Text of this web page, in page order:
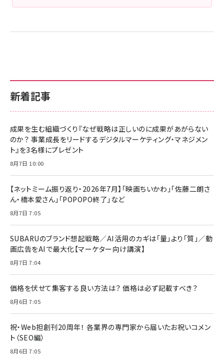
新着記事
成果を生む組織づくり『なぜ戦略は正しいのに成果があがらない
のか？ 事業成長をリードするデジタルマーケティング・マネジメン
ト』を3名様にプレゼント
8月7日 10:00
【ネットミーム振り返り・2026年7月】「映画ちいかわ」「佐藤二朗さ
ん・橋本愛さん」「POPOPO終了」など
8月7日 7:05
SUBARUのブランド想起戦略／AI活用のカギは「量」より「質」／動
画広告をAIで最大化【マーケター向け講演】
8月7日 7:04
価格を伏せて集客する良い方法は？ 価格は必ず記載すべき？
8月6日 7:05
祝・Web担創刊20周年！ 各業界の専門家から届いたお祝いコメン
ト（SEO編）
8月6日 7:05